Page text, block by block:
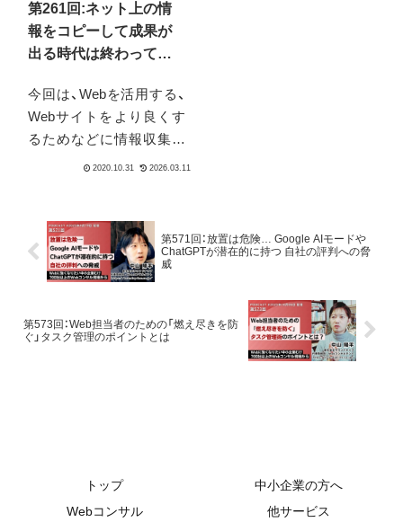
と思います。
第261回:ネット上の情
報をコピーして成果が
出る時代は終わってい
今回は、Webを活用する、
Webサイトをより良くす
るためなどに情報収集す
る際の注意点です。具体
程度確実に成果につなげ
られる」ようなインスタン
トな情報・ノウハウ情報
なってきているからで
す。なぜ無意味になって
第571回：放置は危険… Google AIモードや
ChatGPTが潜在的に持つ 自社の評判への脅
威
第573回：Web担当者のための「燃え尽きを防
ぐ」タスク管理のポイントとは
トップ
中小企業の方へ
Webコンサル
他サービス